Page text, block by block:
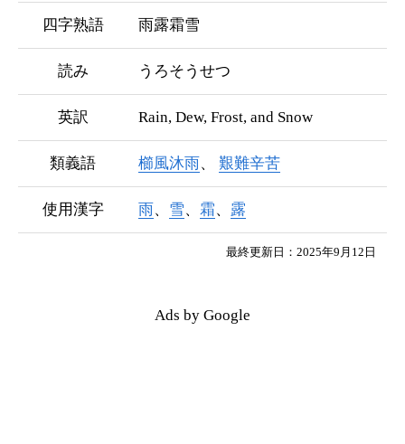
四字熟語 雨露霜雪
読み うろそうせつ
英訳 Rain, Dew, Frost, and Snow
類義語 櫛風沐雨 艱難辛苦
使用漢字 雨、 雪、 霜、 露
最終更新日：2025年9月12日
Ads by Google